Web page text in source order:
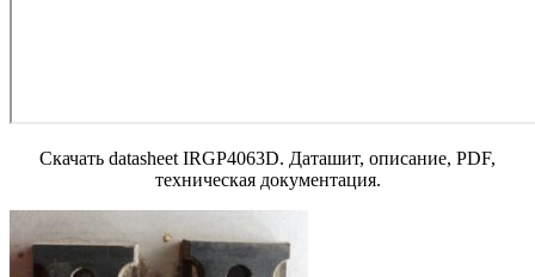
Скачать datasheet IRGP4063D. Даташит, описание, PDF,
техническая документация.